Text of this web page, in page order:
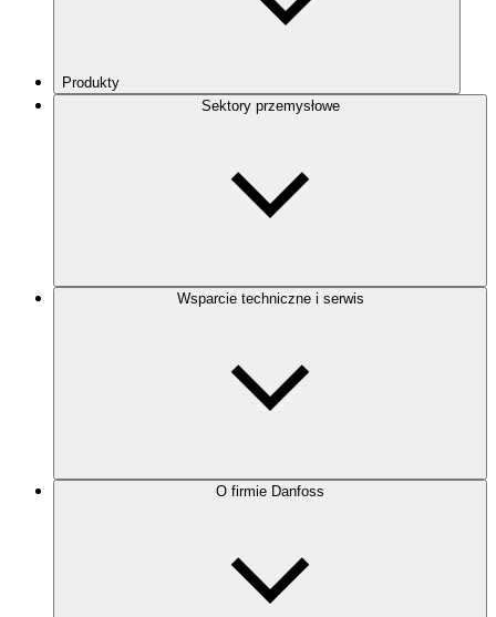
Produkty
Sektory przemysłowe
Wsparcie techniczne i serwis
O firmie Danfoss